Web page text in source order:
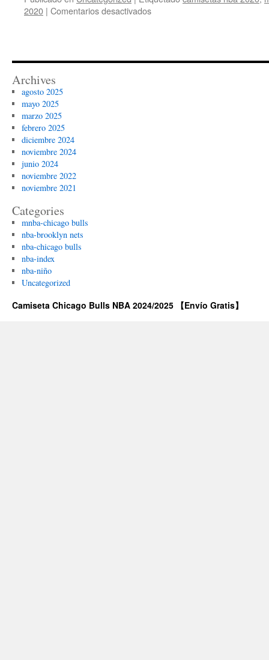
2020 | Comentarios desactivadosen
bulls
Archives
agosto 2025
mayo 2025
marzo 2025
febrero 2025
diciembre 2024
noviembre 2024
junio 2024
noviembre 2022
noviembre 2021
Categories
mnba-chicago bulls
nba-brooklyn nets
nba-chicago bulls
nba-index
nba-niño
Uncategorized
Camiseta Chicago Bulls NBA 2024/2025 【Envío Gratis】